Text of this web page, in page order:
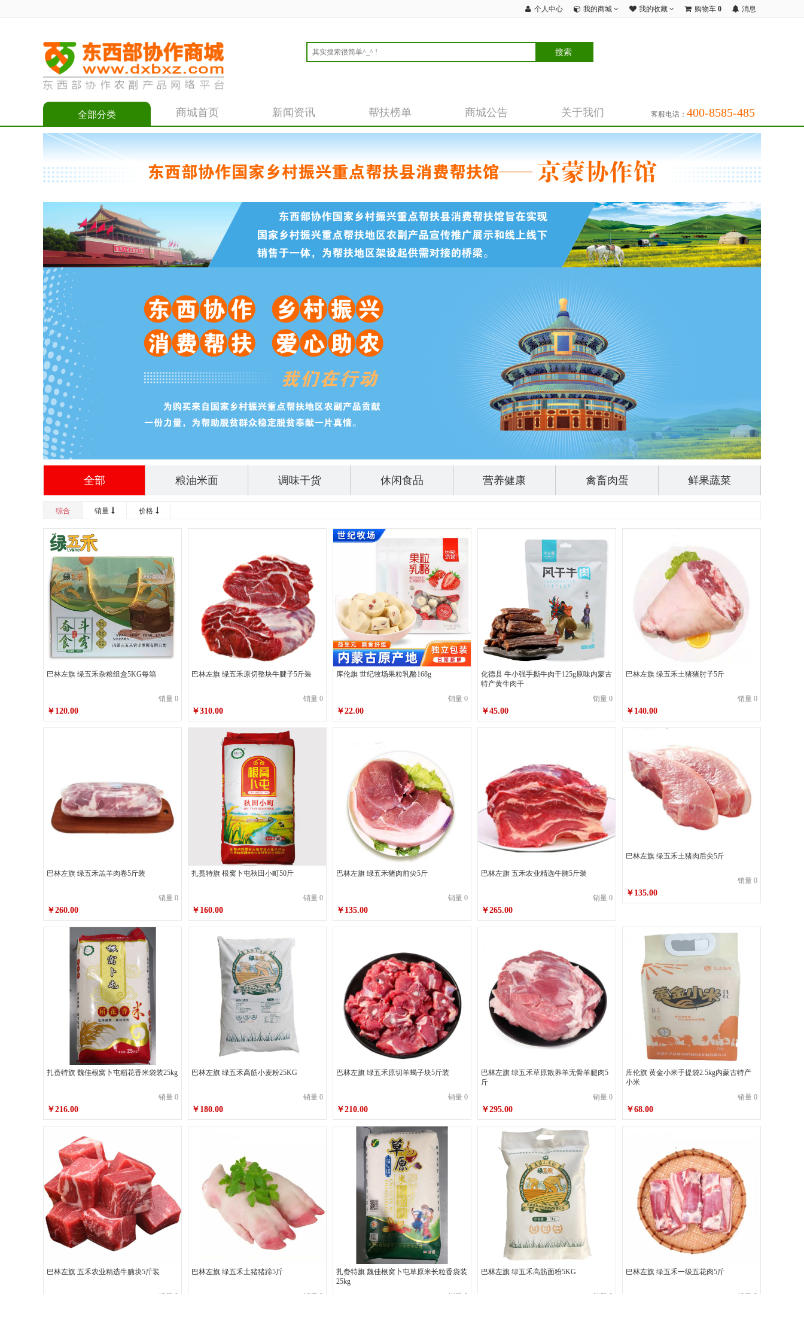
个人中心 我的商城 我的收藏 购物车 0 消息
商城首页 新闻资讯 帮扶榜单 商城公告 关于我们 客服电话： 400-8585-485
全部分类
全部 粮油米面 调味干货 休闲食品 营养健康 禽畜肉蛋 鲜果蔬菜
综合 销量 价格
巴林左旗 绿五禾杂粮组盒5KG每箱
销量 0
￥120.00
巴林左旗 绿五禾原切整块牛腱子5斤装
销量 0
￥310.00
库伦旗 世纪牧场果粒乳酪168g
销量 0
￥22.00
化德县 牛小强手撕牛肉干125g原味内蒙古
特产黄牛肉干
销量 0
￥45.00
巴林左旗 绿五禾土猪猪肘子5斤
销量 0
￥140.00
巴林左旗 绿五禾羔羊肉卷5斤装
销量 0
￥260.00
扎赉特旗 根窝卜屯秋田小町50斤
销量 0
￥160.00
巴林左旗 绿五禾猪肉前尖5斤
销量 0
￥135.00
巴林左旗 五禾农业精选牛腩5斤装
销量 0
￥265.00
巴林左旗 绿五禾土猪肉后尖5斤
销量 0
￥135.00
扎赉特旗 魏佳根窝卜屯稻花香米袋装25kg
销量 0
￥216.00
巴林左旗 绿五禾高筋小麦粉25KG
销量 0
￥180.00
巴林左旗 绿五禾原切羊蝎子块5斤装
销量 0
￥210.00
巴林左旗 绿五禾草原散养羊无骨羊腿肉5
斤
销量 0
￥295.00
库伦旗 黄金小米手提袋2.5kg内蒙古特产
小米
销量 0
￥68.00
巴林左旗 五禾农业精选牛腩块5斤装
销量 0
巴林左旗 绿五禾土猪猪蹄5斤
销量 0
扎赉特旗 魏佳根窝卜屯草原米长粒香袋装
25kg
销量 0
巴林左旗 绿五禾高筋面粉5KG
销量 0
巴林左旗 绿五禾一级五花肉5斤
销量 0